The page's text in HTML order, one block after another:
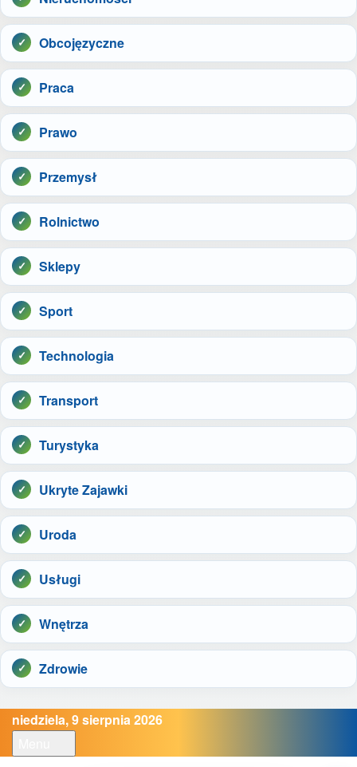
Obcojęzyczne
Praca
Prawo
Przemysł
Rolnictwo
Sklepy
Sport
Technologia
Transport
Turystyka
Ukryte Zajawki
Uroda
Usługi
Wnętrza
Zdrowie
niedziela, 9 sierpnia 2026